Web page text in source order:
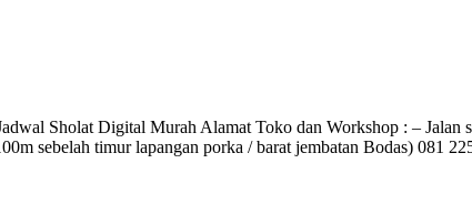
Sholat Digital Murah Alamat Toko dan Workshop : – Jalan
sebelah timur lapangan porka / barat jembatan Bodas) 081